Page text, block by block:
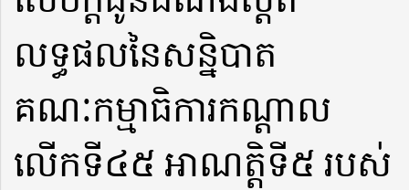
លទ្ធផលនៃសន្និបាត
គណៈកម្មាធិការកណ្តាល
លើកទី៤៥ អាណត្តិទី៥ របស់